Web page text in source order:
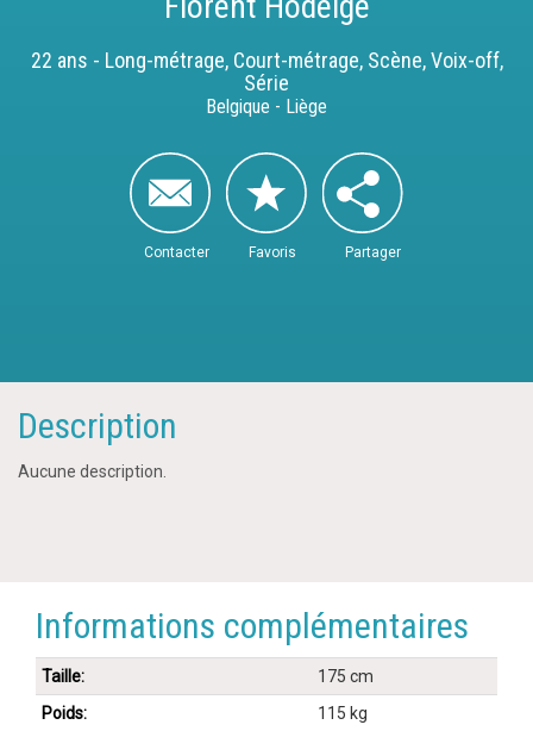
22 ans - Long-métrage, Court-métrage, Scène, Voix-off,
Série
Belgique - Liège
Contacter Favoris Partager
Description
Aucune description.
Informations complémentaires
Taille:
175 cm
Poids:
115 kg